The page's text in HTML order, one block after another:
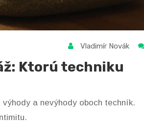
Vladimír Novák
Ktorú techniku
a nevýhody oboch techník.